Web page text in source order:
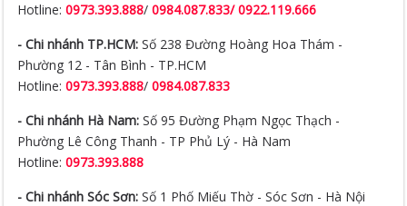
Hotline:0973.393.888/0984.087.833/ 0922.119.666
- Chi nhánh TP.HCM: Số 238 Đường Hoàng Hoa Thám -
Phường 12 - Tân Bình - TP.HCM
Hotline:0973.393.888/0984.087.833
- Chi nhánh Hà Nam: Số 95 Đường Phạm Ngọc Thạch -
Phường Lê Công Thanh - TP Phủ Lý - Hà Nam
Hotline:0973.393.888
- Chi nhánh Sóc Sơn: Số 1 Phố Miếu Thờ - Sóc Sơn - Hà Nội